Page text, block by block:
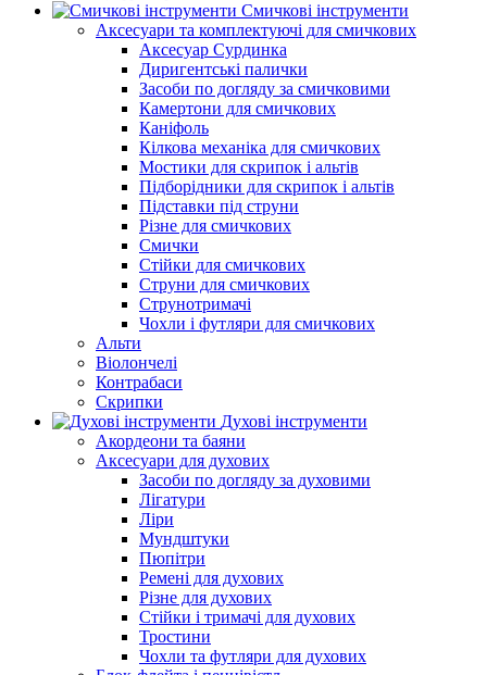
Смичкові інструменти
Аксесуари та комплектуючі для смичкових
Аксесуар Сурдинка
Диригентські палички
Засоби по догляду за смичковими
Камертони для смичкових
Каніфоль
Кілкова механіка для смичкових
Мостики для скрипок і альтів
Підборiдники для скрипок і альтів
Підставки під струни
Різне для смичкових
Смички
Стійки для смичкових
Струни для смичкових
Струнотримачі
Чохли і футляри для смичкових
Альти
Віолончелі
Контрабаси
Скрипки
Духові інструменти
Акордеони та баяни
Аксесуари для духових
Засоби по догляду за духовими
Лігатури
Ліри
Мундштуки
Пюпітри
Ремені для духових
Різне для духових
Стійки і тримачі для духових
Тростини
Чохли та футляри для духових